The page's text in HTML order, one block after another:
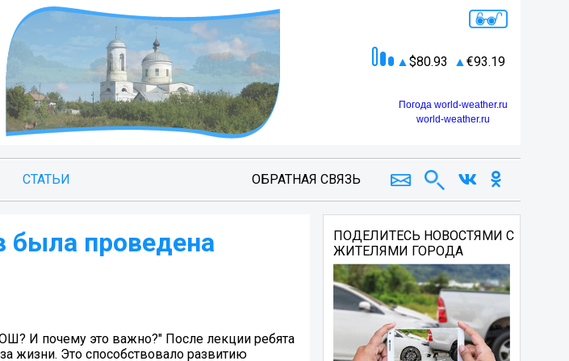
80.93 93.19
Погода world-weather.ru
world-weather.ru
СТАТЬИ ОБРАТНАЯ СВЯЗЬ
была проведена
И почему это важно?" После лекции ребята
жизни. Это способствовало развитию
ПОДЕЛИТЕСЬ НОВОСТЯМИ С
ЖИТЕЛЯМИ ГОРОДА